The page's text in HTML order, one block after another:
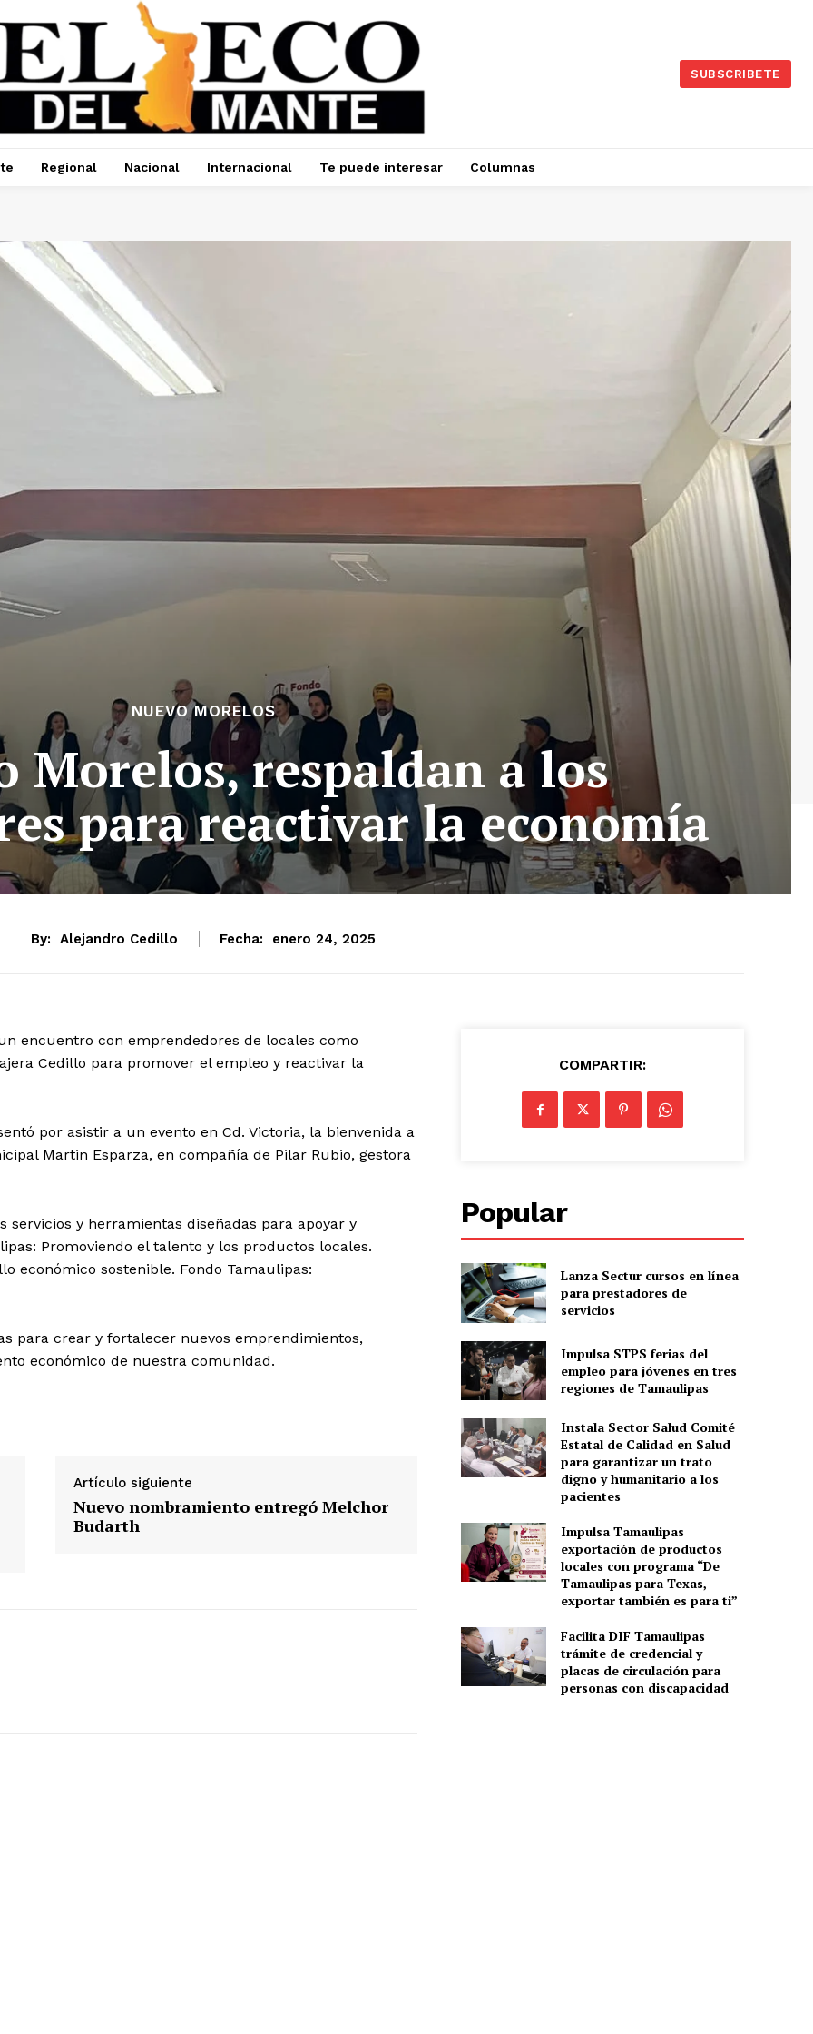
SUBSCRIBETE
Regional Nacional Internacional Te puede interesar Columnas
NUEVO MORELOS
Morelos, respaldan a los
para reactivar la economía
By: Alejandro Cedillo Fecha: enero 24, 2025
encuentro con emprendedores de locales como
Cedillo para promover el empleo y reactivar la
por asistir a un evento en Cd. Victoria, la bienvenida a
Martin Esparza, en compañía de Pilar Rubio, gestora
y herramientas diseñadas para apoyar y
Promoviendo el talento y los productos locales.
económico sostenible. Fondo Tamaulipas:
para crear y fortalecer nuevos emprendimientos,
económico de nuestra comunidad.
Artículo siguiente
Nuevo nombramiento entregó Melchor
Budarth
COMPARTIR:
Popular
Lanza Sectur cursos en línea
para prestadores de
servicios
Impulsa STPS ferias del
empleo para jóvenes en tres
regiones de Tamaulipas
Instala Sector Salud Comité
Estatal de Calidad en Salud
para garantizar un trato
digno y humanitario a los
pacientes
Impulsa Tamaulipas
exportación de productos
locales con programa “De
Tamaulipas para Texas,
exportar también es para ti”
Facilita DIF Tamaulipas
trámite de credencial y
placas de circulación para
personas con discapacidad